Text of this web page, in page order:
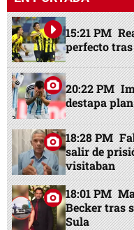
15:21 PM
perfecto
20:22 PM
destapa
18:28 PM
salir de
visitaban
18:01 PM
Becker tras
Sula